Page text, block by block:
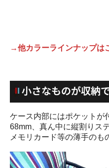
→他カラーラインナップは
ケース内部にはポケットが
68mm、真ん中に縦割りス
メモリカード等の薄手のも